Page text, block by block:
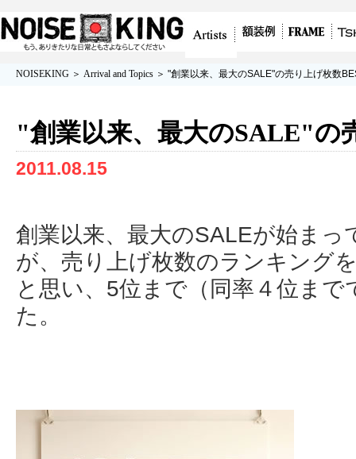
品を販売
縁
NOISEKING ＞ Arrival and Topics ＞ "創業以来、最大のSALE"の売り上げ枚数
"創業以来、最大のSALE"の
2011.08.15
創業以来、最大のSALEが始ま
が、売り上げ枚数のランキング
と思い、5位まで（同率４位ま
た。